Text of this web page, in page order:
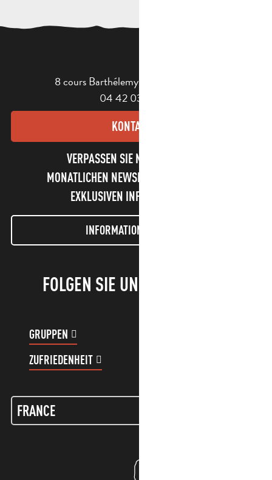
8 cours Barthélemy - 13400 Aubagne
04 42 03 49 98
KONTAKT
VERPASSEN SIE NICHT UNSEREN
MONATLICHEN NEWSLETTER UND UNSERE
EXKLUSIVEN INFORMATIONEN!
INFORMATIONEN LETTER
FOLGEN SIE UNS!
GRUPPEN
ZUFRIEDENHEIT